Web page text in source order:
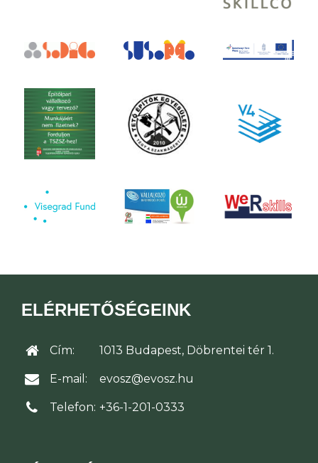
ELÉRHETŐSÉGEINK
Cím: 1013 Budapest, Döbrentei tér 1.
E-mail: evosz@evosz.hu
Telefon: +36-1-201-0333